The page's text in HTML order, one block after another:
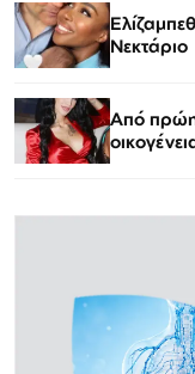
Νεκτάριο
Από